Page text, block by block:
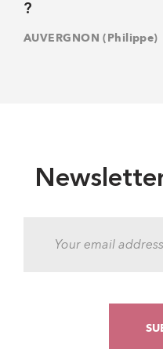
?
AUVERGNON (Philippe)